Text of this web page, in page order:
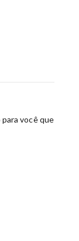
você que